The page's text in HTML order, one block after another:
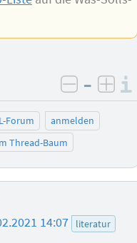
negativ
–
Forum
anmelden
Thread-Baum
14:07
literatur